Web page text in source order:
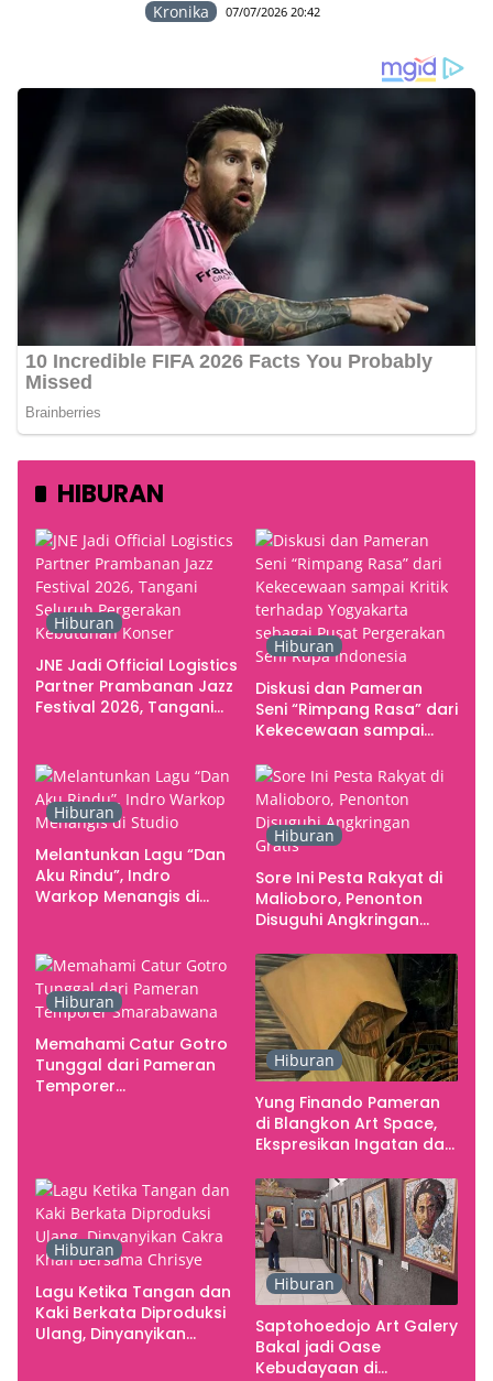
Kronika 07/07/2026 20:42
HIBURAN
Hiburan
JNE Jadi Official Logistics
Partner Prambanan Jazz
Festival 2026, Tangani
Hiburan
Diskusi dan Pameran
Seni “Rimpang Rasa” dari
Kekecewaan sampai
Yogyakarta sebagai
Pusat Pergerakan Seni
Rupa Indonesia
Hiburan
Melantunkan Lagu “Dan
Aku Rindu”, Indro
Warkop Menangis di
Hiburan
Sore Ini Pesta Rakyat di
Malioboro, Penonton
Disuguhi Angkringan
Hiburan
Memahami Catur Gotro
Tunggal dari Pameran
Temporer
Hiburan
Yung Finando Pameran
di Blangkon Art Space,
Ekspresikan Ingatan dan
Hiburan
Lagu Ketika Tangan dan
Kaki Berkata Diproduksi
Ulang, Dinyanyikan
Hiburan
Saptohoedojo Art Galery
Bakal jadi Oase
Kebudayaan di